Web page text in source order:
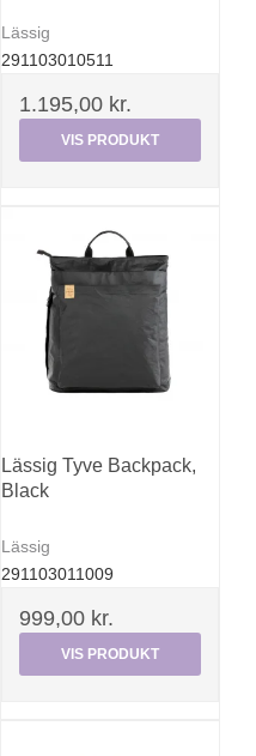
Lässig
291103010511
1.195,00 kr.
VIS PRODUKT
Lässig Tyve Backpack,
Black
Lässig
291103011009
999,00 kr.
VIS PRODUKT